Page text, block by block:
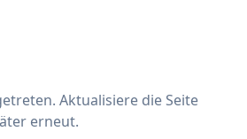
Aktualisiere die Seite
erneut.